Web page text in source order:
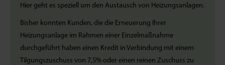
Hier geht es speziell um den Austausch von Heizungsanlagen.
Bisher konnten Kunden, die die Erneuerung Ihrer
Heizungsanlage im Rahmen einer Einzelmaßnahme
durchgeführt haben einen Kredit in Verbindung mit einem
Tilgungszuschuss von 7,5% oder einen reinen Zuschuss zu